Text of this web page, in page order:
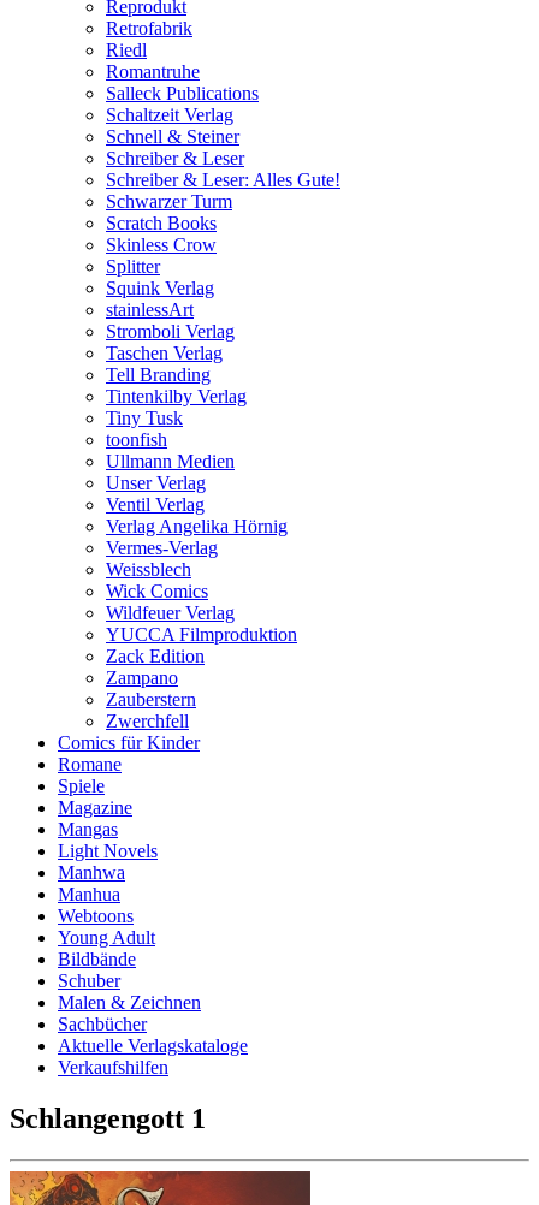
Reprodukt
Retrofabrik
Riedl
Romantruhe
Salleck Publications
Schaltzeit Verlag
Schnell & Steiner
Schreiber & Leser
Schreiber & Leser: Alles Gute!
Schwarzer Turm
Scratch Books
Skinless Crow
Splitter
Squink Verlag
stainlessArt
Stromboli Verlag
Taschen Verlag
Tell Branding
Tintenkilby Verlag
Tiny Tusk
toonfish
Ullmann Medien
Unser Verlag
Ventil Verlag
Verlag Angelika Hörnig
Vermes-Verlag
Weissblech
Wick Comics
Wildfeuer Verlag
YUCCA Filmproduktion
Zack Edition
Zampano
Zauberstern
Zwerchfell
Comics für Kinder
Romane
Spiele
Magazine
Mangas
Light Novels
Manhwa
Manhua
Webtoons
Young Adult
Bildbände
Schuber
Malen & Zeichnen
Sachbücher
Aktuelle Verlagskataloge
Verkaufshilfen
Schlangengott 1